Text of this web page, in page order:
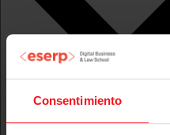
Consentimiento